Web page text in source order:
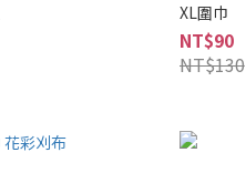
XL圍巾
NT$90
NT$130